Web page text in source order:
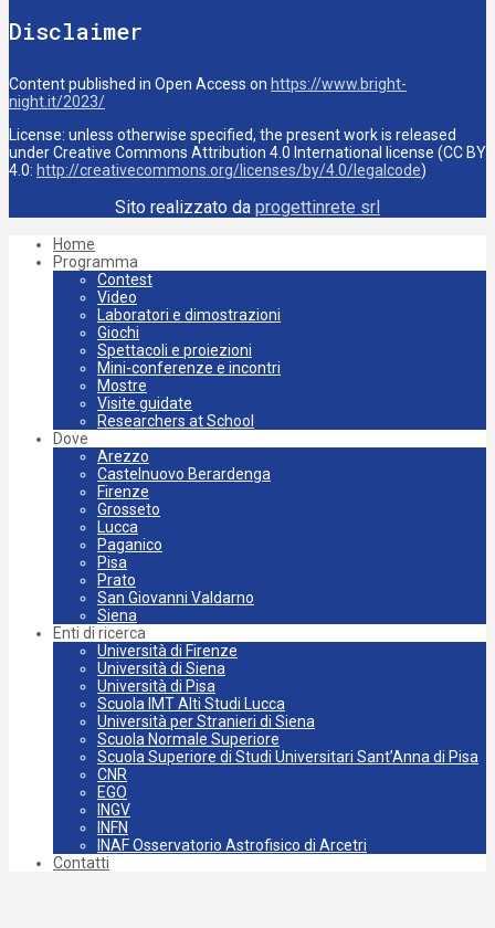
Disclaimer
Content published in Open Access on https://www.bright-
night.it/2023/
License: unless otherwise specified, the present work is released
under Creative Commons Attribution 4.0 International license (CC BY
4.0: http://creativecommons.org/licenses/by/4.0/legalcode)
Sito realizzato da progettinrete srl
Home
Programma
Contest
Video
Laboratori e dimostrazioni
Giochi
Spettacoli e proiezioni
Mini-conferenze e incontri
Mostre
Visite guidate
Researchers at School
Dove
Arezzo
Castelnuovo Berardenga
Firenze
Grosseto
Lucca
Paganico
Pisa
Prato
San Giovanni Valdarno
Siena
Enti di ricerca
Università di Firenze
Università di Siena
Università di Pisa
Scuola IMT Alti Studi Lucca
Università per Stranieri di Siena
Scuola Normale Superiore
Scuola Superiore di Studi Universitari Sant’Anna di Pisa
CNR
EGO
INGV
INFN
INAF Osservatorio Astrofisico di Arcetri
Contatti